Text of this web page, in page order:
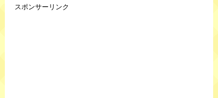
スポンサーリンク